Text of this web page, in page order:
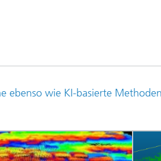
ebenso wie KI-basierte